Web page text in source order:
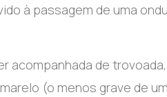
à passagem de uma
acompanhada de
(o menos grave de